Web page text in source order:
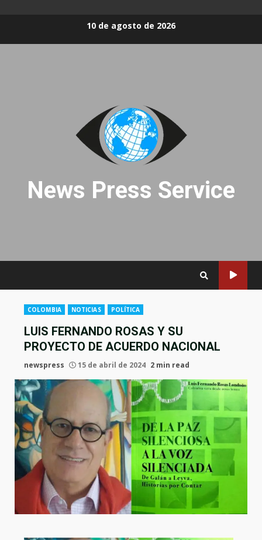
10 de agosto de 2026
News Press Service
COLOMBIA NOTICIAS POLÍTICA
LUIS FERNANDO ROSAS Y SU
PROYECTO DE ACUERDO NACIONAL
newspress 15 de abril de 2024 2 min read